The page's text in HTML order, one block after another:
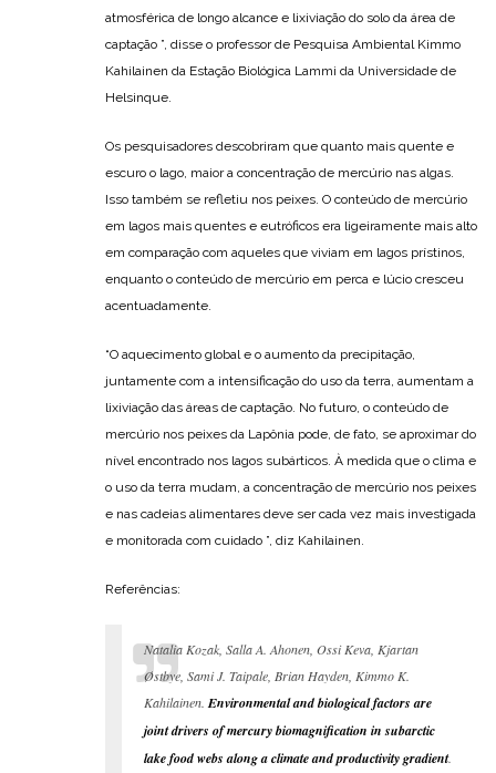
atmosférica de longo alcance e lixiviação do solo da área de
captação ”, disse o professor de Pesquisa Ambiental Kimmo
Kahilainen da Estação Biológica Lammi da Universidade de
Helsinque.
Os pesquisadores descobriram que quanto mais quente e
escuro o lago, maior a concentração de mercúrio nas algas.
Isso também se refletiu nos peixes. O conteúdo de mercúrio
em lagos mais quentes e eutróficos era ligeiramente mais alto
em comparação com aqueles que viviam em lagos prístinos,
enquanto o conteúdo de mercúrio em perca e lúcio cresceu
acentuadamente.
“O aquecimento global e o aumento da precipitação,
juntamente com a intensificação do uso da terra, aumentam a
lixiviação das áreas de captação. No futuro, o conteúdo de
mercúrio nos peixes da Lapônia pode, de fato, se aproximar do
nível encontrado nos lagos subárticos. À medida que o clima e
o uso da terra mudam, a concentração de mercúrio nos peixes
e nas cadeias alimentares deve ser cada vez mais investigada
e monitorada com cuidado ”, diz Kahilainen.
Referências:
Natalia Kozak, Salla A. Ahonen, Ossi Keva, Kjartan
Østbye, Sami J. Taipale, Brian Hayden, Kimmo K.
Kahilainen. Environmental and biological factors are
joint drivers of mercury biomagnification in subarctic
lake food webs along a climate and productivity gradient.